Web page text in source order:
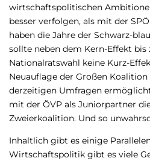
wirtschaftspolitischen
besser verfolgen, als mit der
haben die Jahre der Schwarz-
sollte neben dem Kern-Effekt bis
Nationalratswahl keine Kurz-
Neuauflage der Großen
derzeitigen Umfragen
mit der ÖVP als Juniorpartner
Zweierkoalition. Und so
Inhaltlich gibt es einige
Wirtschaftspolitik gibt es viele